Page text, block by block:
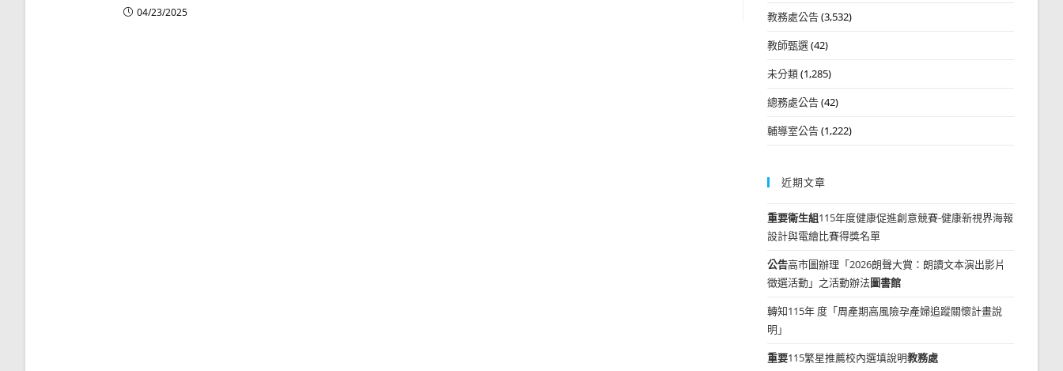
04/23/2025
教務處公告(3,532)
教師甄選(42)
未分類(1,285)
總務處公告(42)
輔導室公告(1,222)
近期文章
重要衛生組115年度健康促進創意競賽-健康新視界海報
設計與電繪比賽得獎名單
公告高市圖辦理「2026朗聲大賞：朗讀文本演出影片
徵選活動」之活動辦法圖書館
轉知115年 度「周產期高風險孕產婦追蹤關懷計畫說
明」
重要115繁星推薦校內選填說明教務處